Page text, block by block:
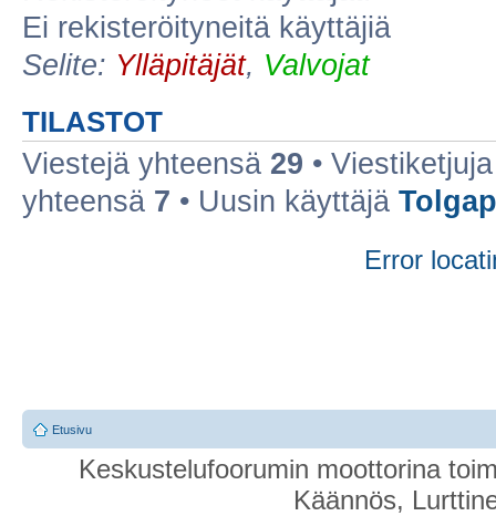
Ei rekisteröityneitä käyttäjiä
Selite: Ylläpitäjät, Valvojat
TILASTOT
Viestejä yhteensä 29 •
yhteensä 7 • Uusin käyttäjä
Error
Etusivu
Keskustelufoorumin moottorina
Käännös,